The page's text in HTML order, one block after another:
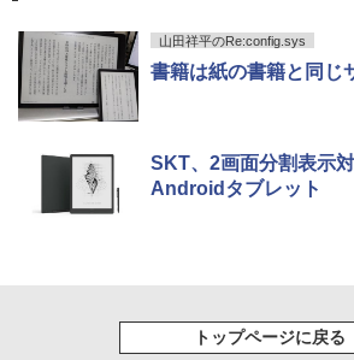
山田祥平のRe:config.sys
書籍は紙の書籍と同じ
SKT、2画面分割表示
Androidタブレット
トップページに戻る